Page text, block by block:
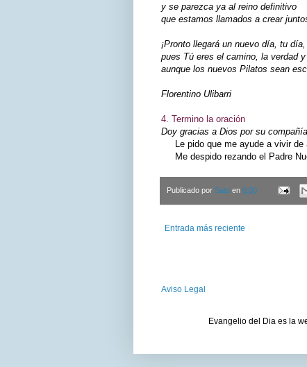
y se parezca ya al reino definitivo
que estamos llamados a crear
¡Pronto llegará un nuevo día, tu día,
pues Tú eres el camino, la verdad
aunque los nuevos Pilatos sean
Florentino Ulibarri
4. Termino la oración
Doy gracias a Dios por su
Le pido que me ayude a vivir de
Me despido rezando el Padre
Publicado por Satu en 0:00
Entrada más reciente
Aviso Legal
Evangelio del Dia es la